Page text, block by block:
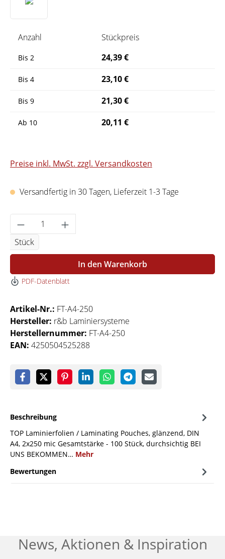
Anzahl Stückpreis
Bis 2 24,39 €
Bis 4 23,10 €
Bis 9 21,30 €
Ab 10 20,11 €
Preise inkl. MwSt. zzgl. Versandkosten
Versandfertig in 30 Tagen, Lieferzeit 1-3 Tage
Produkt Anzahl: Gib den gewünschten
Stück
In den Warenkorb
PDF-Datenblatt
Artikel-Nr.: FT-A4-250
Hersteller: r&b Laminiersysteme
Herstellernummer: FT-A4-250
EAN: 4250504525288
Beschreibung
TOP Laminierfolien / Laminating Pouches, glänzend, DIN
A4, 2x250 mic Gesamtstärke - 100 Stück, durchsichtig BEI
UNS BEKOMMEN… Mehr
Bewertungen
News, Aktionen & Inspiration